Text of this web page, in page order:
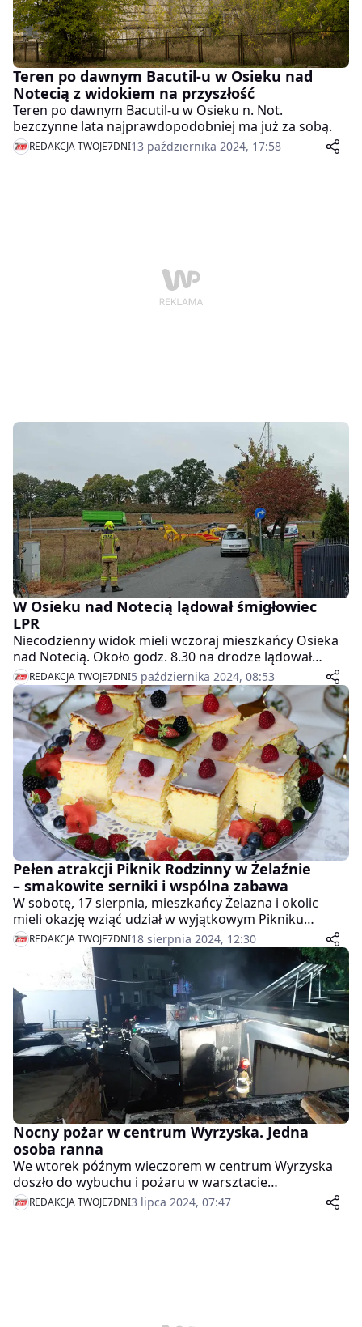
Teren po dawnym Bacutil-u w Osieku nad
Notecią z widokiem na przyszłość
Teren po dawnym Bacutil-u w Osieku n. Not.
bezczynne lata najprawdopodobniej ma już za sobą.
REDAKCJA TWOJE7DNI13 października 2024, 17:58
W Osieku nad Notecią lądował śmigłowiec
LPR
Niecodzienny widok mieli wczoraj mieszkańcy Osieka
nad Notecią. Około godz. 8.30 na drodze lądował
śmigłowiec LPR.
REDAKCJA TWOJE7DNI5 października 2024, 08:53
Pełen atrakcji Piknik Rodzinny w Żelaźnie
– smakowite serniki i wspólna zabawa
W sobotę, 17 sierpnia, mieszkańcy Żelazna i okolic
mieli okazję wziąć udział w wyjątkowym Pikniku
Rodzinnym, który stał się nie tylko doskonałą okazją
do wspólnego spędzenia czasu, ale także integracji
lokalnej społeczności. Wydarzenie, pełne atrakcji i
uśmiechu, przyciągnęło liczne rodziny, oferując
rozrywkę zarówno dla dzieci, jak i dorosłych.
REDAKCJA TWOJE7DNI18 sierpnia 2024, 12:30
Nocny pożar w centrum Wyrzyska. Jedna
osoba ranna
We wtorek późnym wieczorem w centrum Wyrzyska
doszło do wybuchu i pożaru w warsztacie
samochodowym. Jedna osoba została ranna.
REDAKCJA TWOJE7DNI3 lipca 2024, 07:47